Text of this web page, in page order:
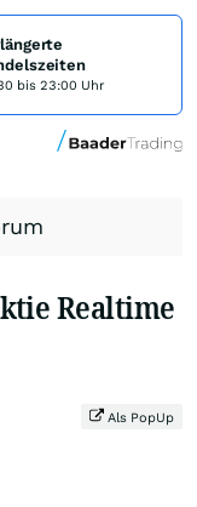
bis 23:00 Uhr
Realtime
Als PopUp